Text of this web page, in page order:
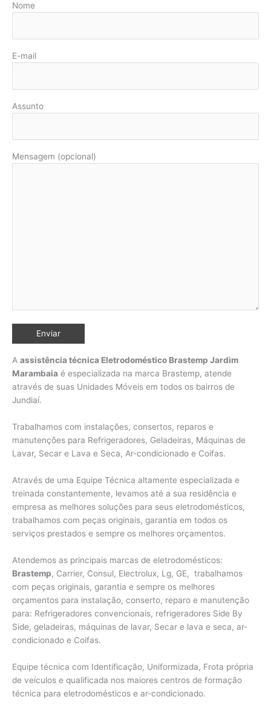
Nome
E-mail
Assunto
Mensagem (opcional)
A assistência técnica Eletrodoméstico Brastemp Jardim
Marambaia é especializada na marca Brastemp, atende
através de suas Unidades Móveis em todos os bairros de
Jundiaí.
Trabalhamos com instalações, consertos, reparos e
manutenções para Refrigeradores, Geladeiras, Máquinas de
Lavar, Secar e Lava e Seca, Ar-condicionado e Coifas.
Através de uma Equipe Técnica altamente especializada e
treinada constantemente, levamos até a sua residência e
empresa as melhores soluções para seus eletrodomésticos,
trabalhamos com peças originais, garantia em todos os
serviços prestados e sempre os melhores orçamentos.
Atendemos as principais marcas de eletrodomésticos:
Brastemp, Carrier, Consul, Electrolux, Lg, GE, trabalhamos
com peças originais, garantia e sempre os melhores
orçamentos para instalação, conserto, reparo e manutenção
para: Refrigeradores convencionais, refrigeradores Side By
Side, geladeiras, máquinas de lavar, Secar e lava e seca, ar-
condicionado e Coifas.
Equipe técnica com Identificação, Uniformizada, Frota própria
de veículos e qualificada nos maiores centros de formação
técnica para eletrodomésticos e ar-condicionado.